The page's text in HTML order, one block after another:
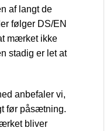
af langt de
følger DS/EN
mærket ikke
stadig er let at
anbefaler vi,
før påsætning.
bliver